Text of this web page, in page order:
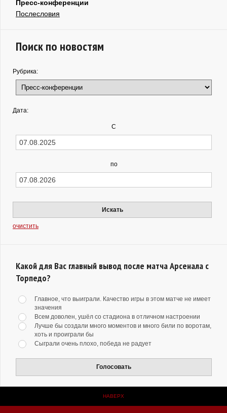
Пресс-конференции
Послесловия
Поиск по новостям
Рубрика:
Дата:
С
по
Искать
очистить
Какой для Вас главный вывод после матча Арсенала с
Торпедо?
Главное, что выиграли. Качество игры в этом матче не имеет
значения
Всем доволен, ушёл со стадиона в отличном настроении
Лучше бы создали много моментов и много били по воротам,
хоть и проиграли бы
Сыграли очень плохо, победа не радует
Голосовать
НАВЕРХ